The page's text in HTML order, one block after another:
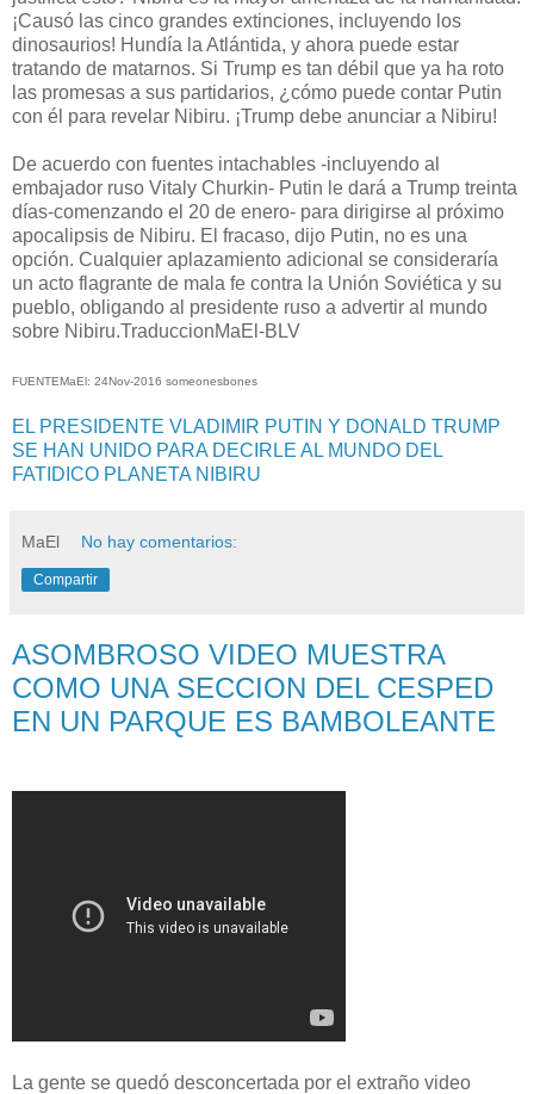
¡Causó las cinco grandes extinciones, incluyendo los
dinosaurios! Hundía la Atlántida, y ahora puede estar
tratando de matarnos. Si Trump es tan débil que ya ha roto
las promesas a sus partidarios, ¿cómo puede contar Putin
con él para revelar Nibiru. ¡Trump debe anunciar a Nibiru!
De acuerdo con fuentes intachables -incluyendo al
embajador ruso Vitaly Churkin- Putin le dará a Trump treinta
días-comenzando el 20 de enero- para dirigirse al próximo
apocalipsis de Nibiru. El fracaso, dijo Putin, no es una
opción. Cualquier aplazamiento adicional se consideraría
un acto flagrante de mala fe contra la Unión Soviética y su
pueblo, obligando al presidente ruso a advertir al mundo
sobre Nibiru.TraduccionMaEl-BLV
FUENTEMaEl: 24Nov-2016 someonesbones
EL PRESIDENTE VLADIMIR PUTIN Y DONALD TRUMP
SE HAN UNIDO PARA DECIRLE AL MUNDO DEL
FATIDICO PLANETA NIBIRU
MaEl No hay comentarios:
Compartir
ASOMBROSO VIDEO MUESTRA
COMO UNA SECCION DEL CESPED
EN UN PARQUE ES BAMBOLEANTE
La gente se quedó desconcertada por el extraño video